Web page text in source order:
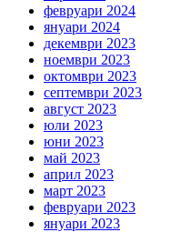
февруари 2024
януари 2024
декември 2023
ноември 2023
октомври 2023
септември 2023
август 2023
юли 2023
юни 2023
май 2023
април 2023
март 2023
февруари 2023
януари 2023